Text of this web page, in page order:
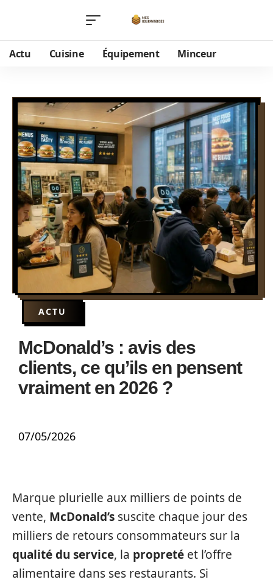
Actu Cuisine Équipement Minceur
ACTU
McDonald’s : avis des
clients, ce qu’ils en pensent
vraiment en 2026 ?
07/05/2026
Marque plurielle aux milliers de points de
vente, McDonald’s suscite chaque jour des
milliers de retours consommateurs sur la
qualité du service, la propreté et l’offre
alimentaire dans ses restaurants. Si